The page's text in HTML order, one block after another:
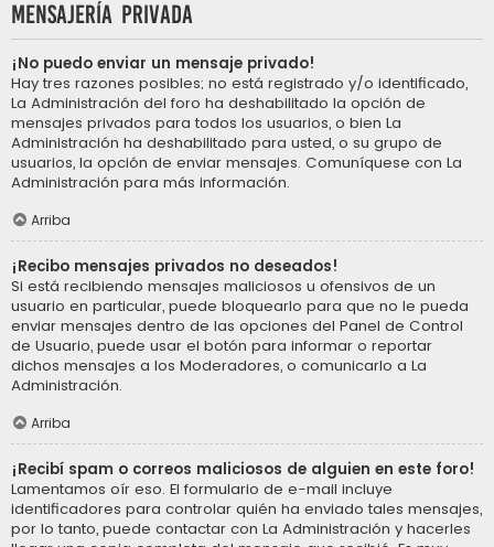
Mensajería privada
¡No puedo enviar un mensaje privado!
Hay tres razones posibles; no está registrado y/o identificado,
La Administración del foro ha deshabilitado la opción de
mensajes privados para todos los usuarios, o bien La
Administración ha deshabilitado para usted, o su grupo de
usuarios, la opción de enviar mensajes. Comuníquese con La
Administración para más información.
Arriba
¡Recibo mensajes privados no deseados!
Si está recibiendo mensajes maliciosos u ofensivos de un
usuario en particular, puede bloquearlo para que no le pueda
enviar mensajes dentro de las opciones del Panel de Control
de Usuario, puede usar el botón para informar o reportar
dichos mensajes a los Moderadores, o comunicarlo a La
Administración.
Arriba
¡Recibí spam o correos maliciosos de alguien en este foro!
Lamentamos oír eso. El formulario de e-mail incluye
identificadores para controlar quién ha enviado tales mensajes,
por lo tanto, puede contactar con La Administración y hacerles